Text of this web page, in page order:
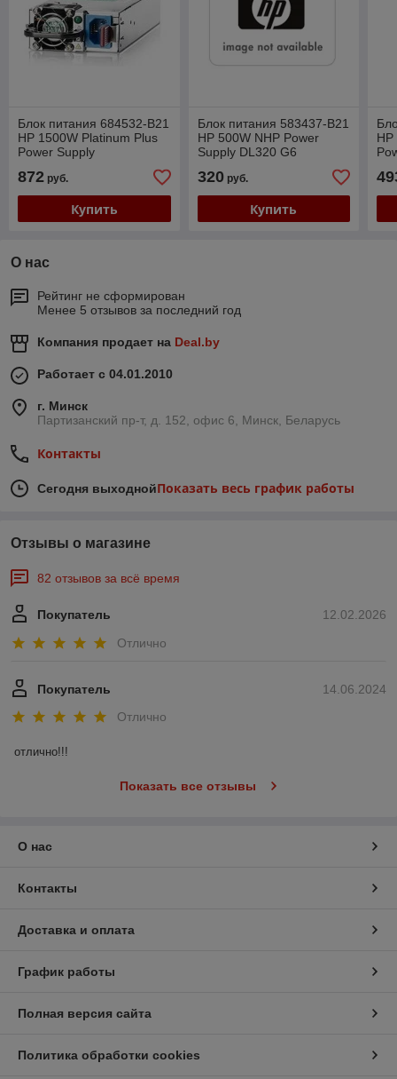
Блок питания 684532-B21
HP 1500W Platinum Plus
Power Supply
872 руб.
Купить
Блок питания 583437-B21
HP 500W NHP Power
Supply DL320 G6
320руб.
Купить
О нас
Рейтинг не сформирован
Менее 5 отзывов за последний год
Компания продает на Deal.by
Работает с 04.01.2010
г. Минск
Партизанский пр-т, д. 152, офис 6, Минск, Беларусь
Контакты
Сегодня выходнойПоказать весь график работы
Отзывы о магазине
82 отзывов за всё время
12.02.2026
Покупатель
Отлично
14.06.2024
Покупатель
Отлично
отлично!!!
Показать все отзывы
О нас
Контакты
Доставка и оплата
График работы
Полная версия сайта
Политика обработки cookies